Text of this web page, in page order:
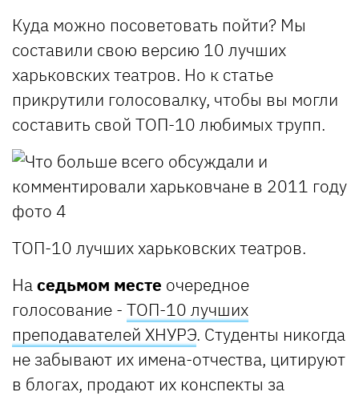
Куда можно посоветовать пойти? Мы
составили свою версию 10 лучших
харьковских театров. Но к статье
прикрутили голосовалку, чтобы вы могли
составить свой ТОП-10 любимых трупп.
ТОП-10 лучших харьковских театров.
Наседьмом месте очередное
голосование - ТОП-10 лучших
преподавателей ХНУРЭ. Студенты никогда
не забывают их имена-отчества, цитируют
в блогах, продают их конспекты за